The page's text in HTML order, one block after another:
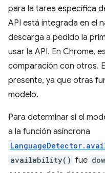
para la tarea específica
API está integrada en el
descarga a pedido la
usar la API. En Chrome,
comparación con otros.
presente, ya que otras
modelo.
Para determinar si el
a la función asíncrona
availability() fue